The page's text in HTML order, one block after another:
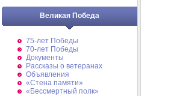
Великая Победа
75-лет Победы
70-лет Победы
Документы
Рассказы о ветеранах
Объявления
«Стена памяти»
«Бессмертный полк»